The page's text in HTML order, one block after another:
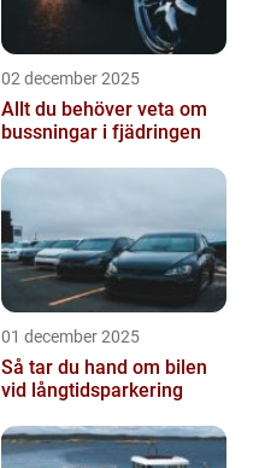
02 december 2025
Allt du behöver veta om
bussningar i fjädringen
01 december 2025
Så tar du hand om bilen
vid långtidsparkering